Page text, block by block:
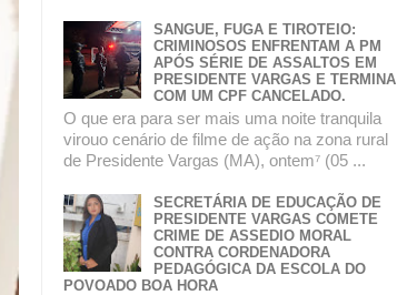
SANGUE, FUGA E TIROTEIO:
CRIMINOSOS ENFRENTAM A PM
APÓS SÉRIE DE ASSALTOS EM
PRESIDENTE VARGAS E TERMINA
COM UM CPF CANCELADO.
O que era para ser mais uma noite tranquila
virouo cenário de filme de ação na zona rural
de Presidente Vargas (MA), ontem⁷ (05 ...
SECRETÁRIA DE EDUCAÇÃO DE
PRESIDENTE VARGAS COMETE
CRIME DE ASSEDIO MORAL
CONTRA CORDENADORA
PEDAGÓGICA DA ESCOLA DO
POVOADO BOA HORA